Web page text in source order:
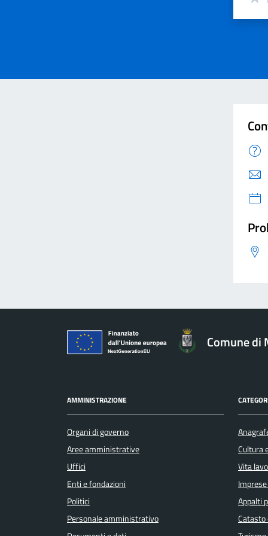
Comune di
AMMINISTRAZIONE
Organi di governo
Aree amministrative
Uffici
Enti e fondazioni
Politici
Personale amministrativo
Cultura
Vita
Appalti